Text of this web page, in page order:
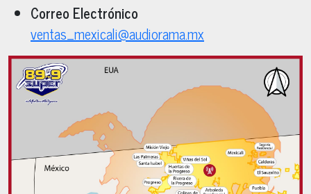
Correo Electrónico
ventas_mexicali@audiorama.mx